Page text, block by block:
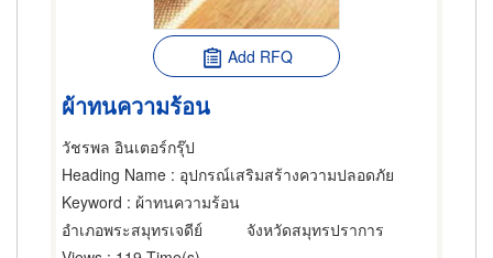
Add RFQ
ผ้าทนความร้อน
วัชรพล อินเตอร์กรุ๊ป
Heading Name : อุปกรณ์เสริมสร้างความปลอดภัย
Keyword : ผ้าทนความร้อน
อำเภอพระสมุทรเจดีย์
จังหวัดสมุทรปราการ